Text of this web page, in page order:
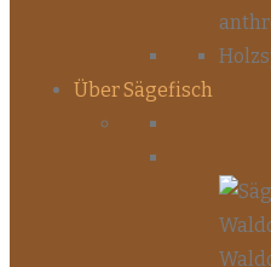
Über Sägefisch